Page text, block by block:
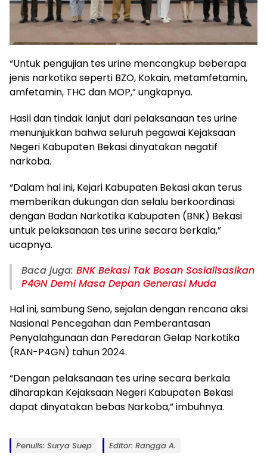
“Untuk pengujian tes urine mencangkup beberapa
jenis narkotika seperti BZO, Kokain, metamfetamin,
amfetamin, THC dan MOP,” ungkapnya.
Hasil dan tindak lanjut dari pelaksanaan tes urine
menunjukkan bahwa seluruh pegawai Kejaksaan
Negeri Kabupaten Bekasi dinyatakan negatif
narkoba.
“Dalam hal ini, Kejari Kabupaten Bekasi akan terus
memberikan dukungan dan selalu berkoordinasi
dengan Badan Narkotika Kabupaten (BNK) Bekasi
untuk pelaksanaan tes urine secara berkala,”
ucapnya.
Baca juga: BNK Bekasi Tak Bosan Sosialisasikan
P4GN Demi Masa Depan Generasi Muda
Hal ini, sambung Seno, sejalan dengan rencana aksi
Nasional Pencegahan dan Pemberantasan
Penyalahgunaan dan Peredaran Gelap Narkotika
(RAN-P4GN) tahun 2024.
“Dengan pelaksanaan tes urine secara berkala
diharapkan Kejaksaan Negeri Kabupaten Bekasi
dapat dinyatakan bebas Narkoba,” imbuhnya.
Penulis: Surya Suep Editor: Rangga A.